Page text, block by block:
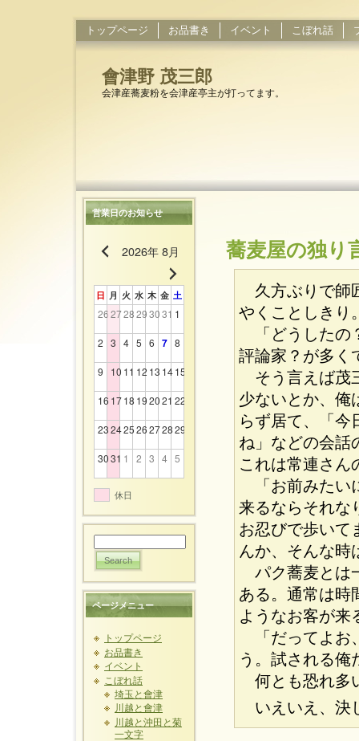
トップページ お品書き イベント こぼれ話
會津野 茂三郎
会津産蕎麦粉を会津産亭主が打ってます。
営業日のお知らせ
2026年 8月
日 月 火 水 木 金 土
262728293031 1
2 3 4 5 6 7 8
9 10 11 12 13 1415
16 1718 192021 22
23242526272829
3031 1 2 3 4 5
休日
ページメニュー
トップページ
お品書き
イベント
こぼれ話
埼玉と會津
川越と會津
川越と沖田と菊
一文字
蕎麦屋の独り
久方ぶりで師
やくことしきり
「どうしたの
評論家？が多く
そう言えば茂
少ないとか、俺
らず居て、「今
ね」などの会話
これは常連さん
「お前みたい
来るならそれな
お忍びで歩いて
んか、そんな時
パク蕎麦とは
ある。通常は時
ようなお客が来
「だってよお
う。試される俺
何とも恐れ多
いえいえ、決